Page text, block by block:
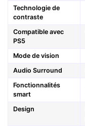
Technologie de
contraste
Compatible avec
PS5
Mode de vision
Audio Surround
Fonctionnalités
smart
Design